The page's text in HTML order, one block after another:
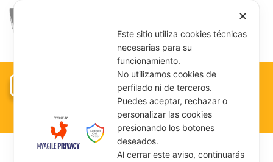
CAUSA
✕
Este sitio utiliza cookies técnicas
necesarias para su
funcionamiento.
No utilizamos cookies de
perfilado ni de terceros.
Puedes aceptar, rechazar o
personalizar las cookies
presionando los botones
deseados.
Al cerrar este aviso, continuarás